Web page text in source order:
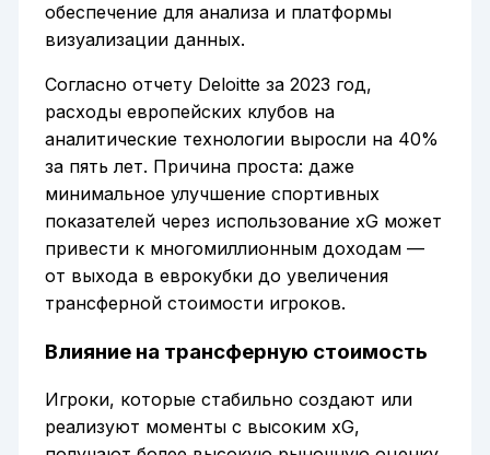
обеспечение для анализа и платформы
визуализации данных.
Согласно отчету Deloitte за 2023 год,
расходы европейских клубов на
аналитические технологии выросли на 40%
за пять лет. Причина проста: даже
минимальное улучшение спортивных
показателей через использование xG может
привести к многомиллионным доходам —
от выхода в еврокубки до увеличения
трансферной стоимости игроков.
Влияние на трансферную стоимость
Игроки, которые стабильно создают или
реализуют моменты с высоким xG,